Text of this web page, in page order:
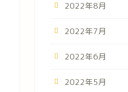
2022年8月
2022年7月
2022年6月
2022年5月